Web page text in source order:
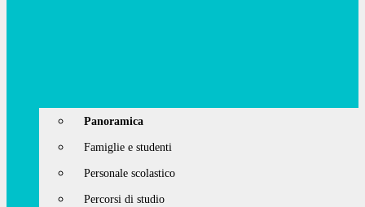
Panoramica
Famiglie e studenti
Personale scolastico
Percorsi di studio